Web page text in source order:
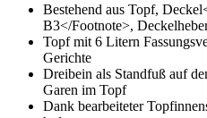
Bestehend aus Topf,
B3</Footnote>,
Topf mit 6 Litern
Gerichte
Dreibein als Standfuß auf
Garen im Topf
Dank bearbeiteter